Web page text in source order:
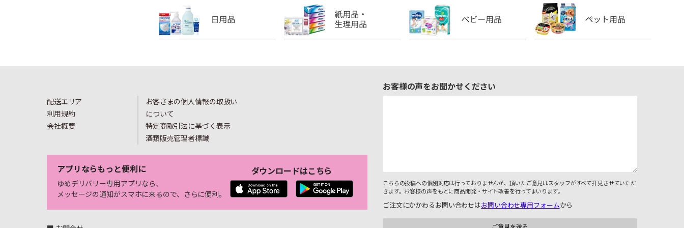
配送エリア
利用規約
会社概要
お客さまの個人情報の取扱い
について
特定商取引法に基づく表示
酒類販売管理者標識
アプリならもっと便利に
ゆめデリバリー専用アプリなら、
メッセージの通知がスマホに来るので、さらに便利。
ダウンロードはこちら
お客様の声をお聞かせください
こちらの投稿への個別対応は行っておりませんが、頂いたご意見はスタッフがすべて拝見させていただ
きます。お客様の声をもとに商品開発・サイト改善を行ってまいります。
ご注文にかかわるお問い合わせはお問い合わせ専用フォームから